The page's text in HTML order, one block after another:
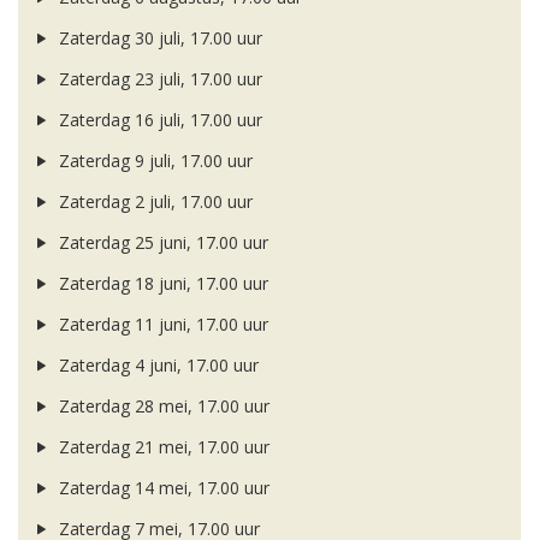
Zaterdag 30 juli, 17.00 uur
Zaterdag 23 juli, 17.00 uur
Zaterdag 16 juli, 17.00 uur
Zaterdag 9 juli, 17.00 uur
Zaterdag 2 juli, 17.00 uur
Zaterdag 25 juni, 17.00 uur
Zaterdag 18 juni, 17.00 uur
Zaterdag 11 juni, 17.00 uur
Zaterdag 4 juni, 17.00 uur
Zaterdag 28 mei, 17.00 uur
Zaterdag 21 mei, 17.00 uur
Zaterdag 14 mei, 17.00 uur
Zaterdag 7 mei, 17.00 uur